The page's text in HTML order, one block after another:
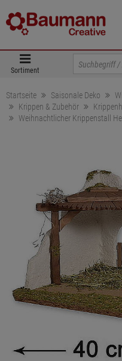
Sortiment
Startseite Saisonale Deko
Krippen & Zubehör
Weihnachtlicher Krippenstall